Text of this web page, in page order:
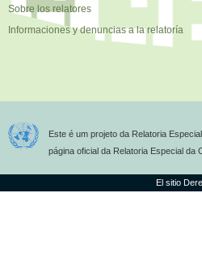
Sobre los relatores
Informaciones y denuncias a la relatoría
Este é um projeto da Relatoria
página oficial da Relatoria Especial da
El sitio